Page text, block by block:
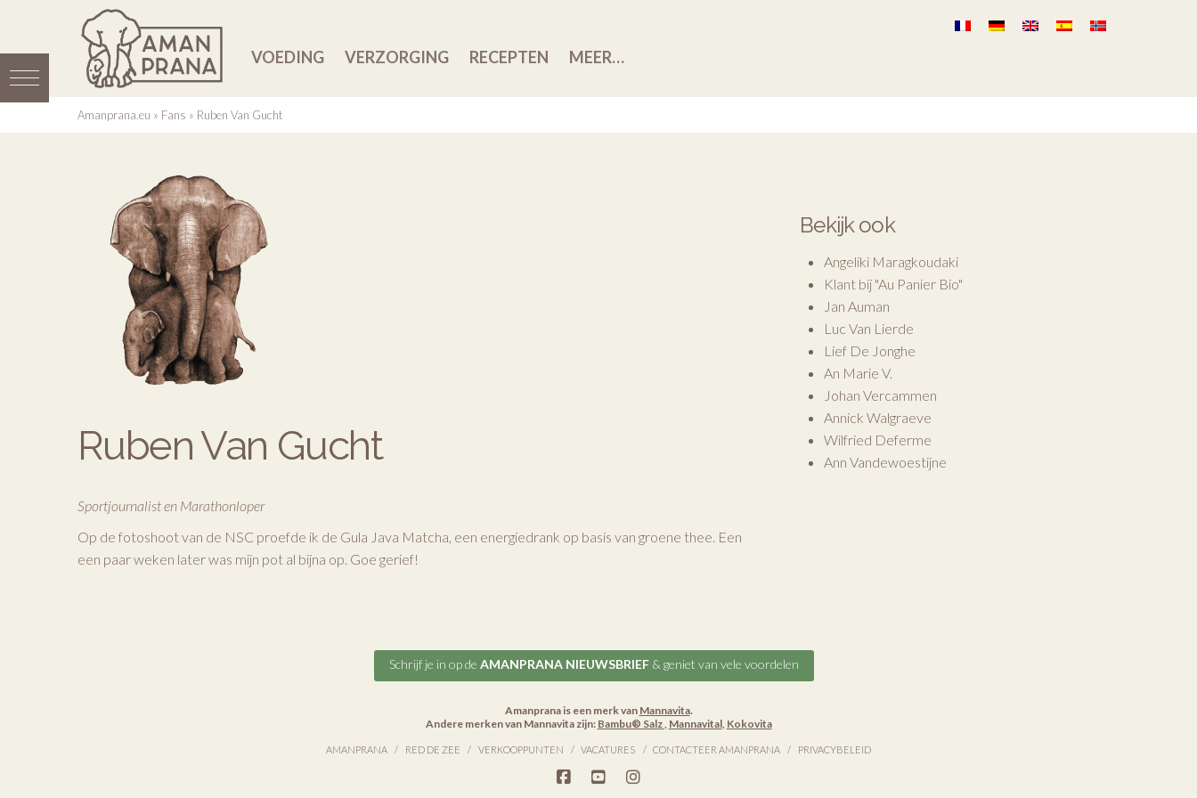
VOEDING VERZORGING RECEPTEN MEER…
Amanprana.eu » Fans » Ruben Van Gucht
Ruben Van Gucht
Sportjournalist en Marathonloper
Op de fotoshoot van de NSC proefde ik de Gula Java Matcha, een energiedrank op basis van groene thee. Een
een paar weken later was mijn pot al bijna op. Goe gerief!
Bekijk ook
Angeliki Maragkoudaki
Klant bij "Au Panier Bio"
Jan Auman
Luc Van Lierde
Lief De Jonghe
An Marie V.
Johan Vercammen
Annick Walgraeve
Wilfried Deferme
Ann Vandewoestijne
Schrijf je in op de AMANPRANA NIEUWSBRIEF & geniet van vele voordelen
Amanprana is een merk van Mannavita.
Andere merken van Mannavita zijn: Bambu® Salz, Mannavital, Kokovita
AMANPRANA RED DE ZEE VERKOOPPUNTEN VACATURES CONTACTEER AMANPRANA PRIVACYBELEID